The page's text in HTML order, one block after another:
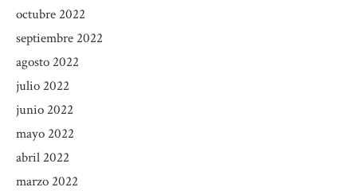
octubre 2022
septiembre 2022
agosto 2022
julio 2022
junio 2022
mayo 2022
abril 2022
marzo 2022